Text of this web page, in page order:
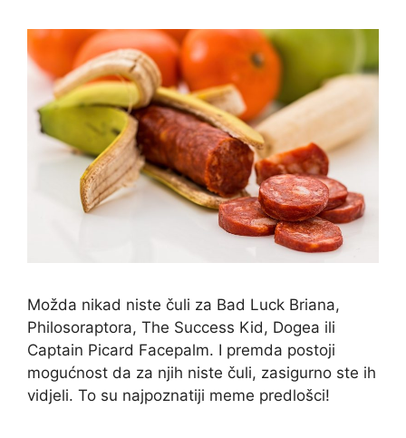
Možda nikad niste čuli za Bad Luck Briana,
Philosoraptora, The Success Kid, Dogea ili
Captain Picard Facepalm. I premda postoji
mogućnost da za njih niste čuli, zasigurno ste ih
vidjeli. To su najpoznatiji meme predlošci!